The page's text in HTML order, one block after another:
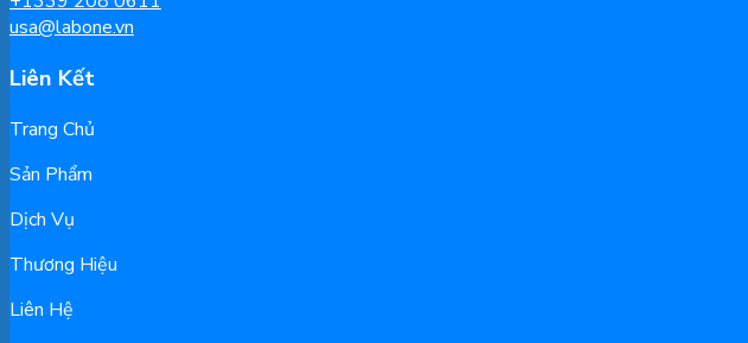
usa@labone.vn
Liên Kết
Trang Chủ
Sản Phẩm
Dịch Vụ
Thương Hiệu
Liên Hệ